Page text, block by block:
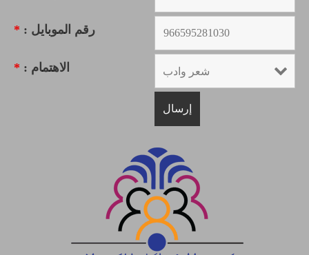
رقم الموبايل : *
الاهتمام : *